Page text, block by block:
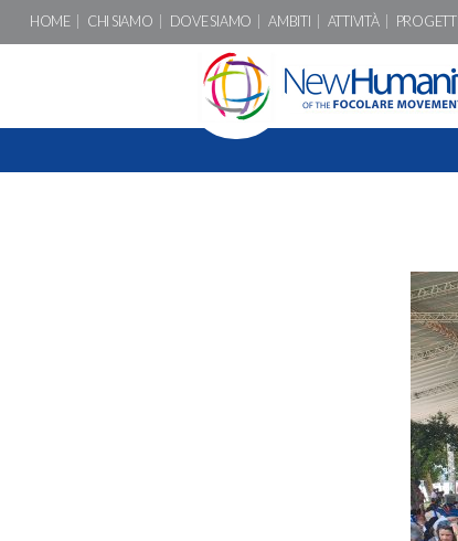
HOME CHI SIAMO DOVE SIAMO AMBITI ATTIVITÀ PROGETTI